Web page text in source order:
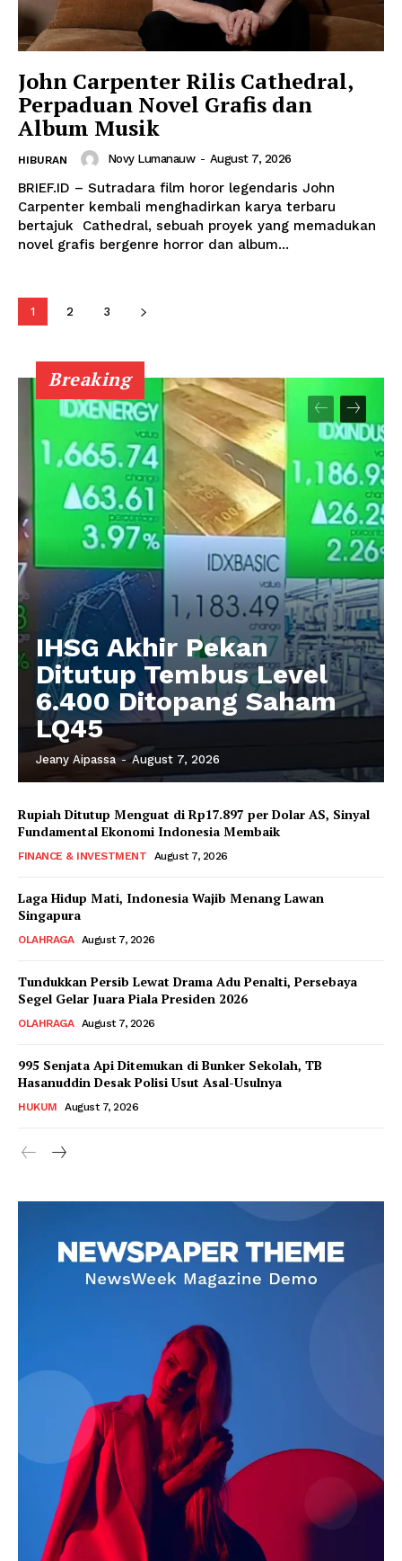
John Carpenter Rilis Cathedral,
Perpaduan Novel Grafis dan
Album Musik
HIBURAN Novy Lumanauw - August 7, 2026
BRIEF.ID – Sutradara film horor legendaris John
Carpenter kembali menghadirkan karya terbaru
bertajuk Cathedral, sebuah proyek yang memadukan
novel grafis bergenre horror dan album...
1 2 3
Breaking
IHSG Akhir Pekan
Ditutup Tembus Level
6.400 Ditopang Saham
LQ45
Jeany Aipassa - August 7, 2026
Rupiah Ditutup Menguat di Rp17.897 per Dolar AS, Sinyal
Fundamental Ekonomi Indonesia Membaik
FINANCE & INVESTMENT August 7, 2026
Laga Hidup Mati, Indonesia Wajib Menang Lawan
Singapura
OLAHRAGA August 7, 2026
Tundukkan Persib Lewat Drama Adu Penalti, Persebaya
Segel Gelar Juara Piala Presiden 2026
OLAHRAGA August 7, 2026
995 Senjata Api Ditemukan di Bunker Sekolah, TB
Hasanuddin Desak Polisi Usut Asal-Usulnya
HUKUM August 7, 2026